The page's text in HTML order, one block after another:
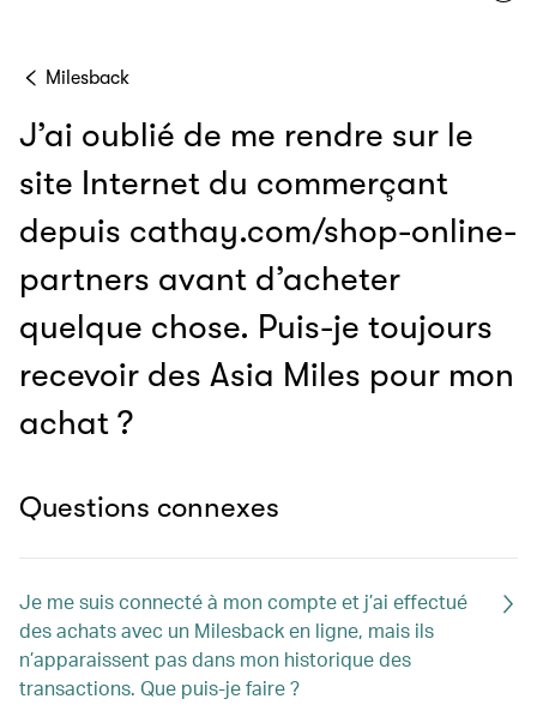
Milesback
J’ai oublié de me rendre sur le
site Internet du commerçant
depuis cathay.com/shop-online-
partners avant d’acheter
quelque chose. Puis-je toujours
recevoir des Asia Miles pour mon
achat ?
Questions connexes
Je me suis connecté à mon compte et j’ai effectué
des achats avec un Milesback en ligne, mais ils
n’apparaissent pas dans mon historique des
transactions. Que puis-je faire ?